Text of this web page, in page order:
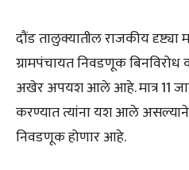
दौंड तालुक्यातील राजकीय दृष्ट्या
ग्रामपंचायत निवडणूक बिनविरोध
अखेर अपयश आले आहे. मात्र 11
करण्यात त्यांना यश आले
निवडणूक होणार आहे.